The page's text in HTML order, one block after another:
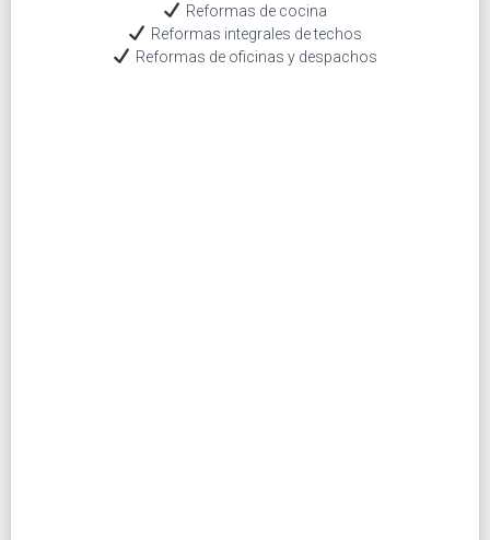
Reformas de cocina
Reformas integrales de techos
Reformas de oficinas y despachos